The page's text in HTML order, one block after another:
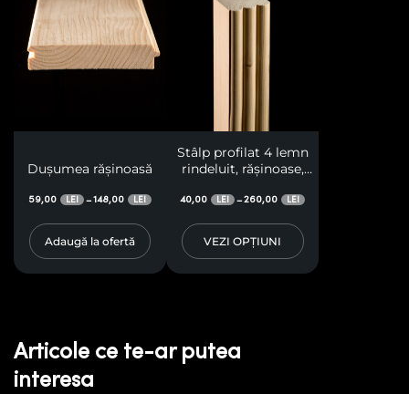
Dușumea rășinoasă
59,00 LEI –148,00 LEI
Adaugă la ofertă
Stâlp profilat 4 lemn
rindeluit, rășinoase,
laterale în curburi
drepte, pentru terase,
pergole, foișoare,
40,00 LEI –260,00 LEI
VEZI OPȚIUNI
Articole ce te-ar putea
interesa